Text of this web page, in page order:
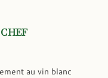
au vin blanc